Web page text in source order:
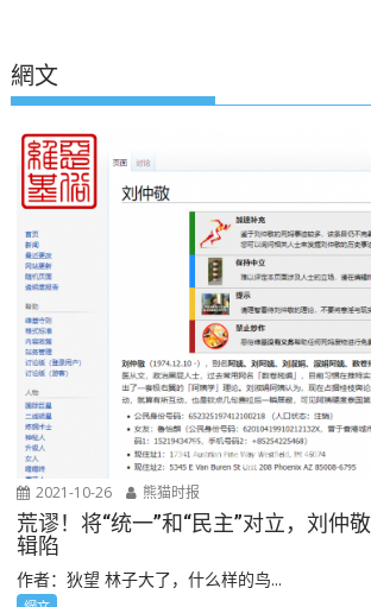
網文
2021-10-26 熊猫时报
荒谬！将“统一”和“民主”对立，刘仲
辑陷
作者：狄望 林子大了，什么样的鸟...